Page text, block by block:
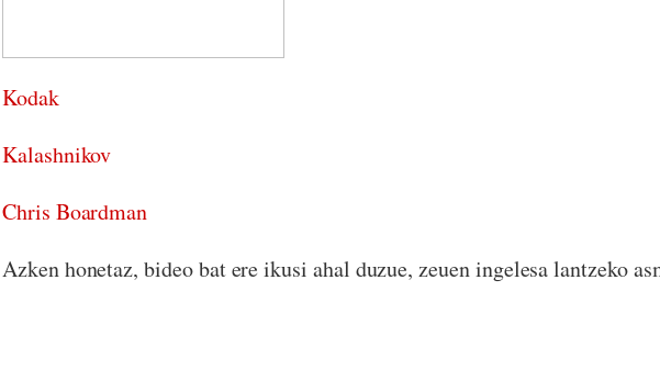
Kodak
Kalashnikov
Chris Boardman
Azken honetaz, bideo bat ere ikusi ahal duzue, zeuen ingelesa lantzeko